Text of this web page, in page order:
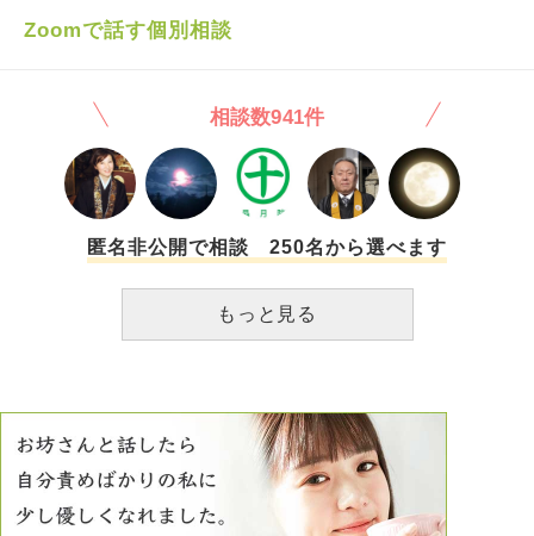
るのですが、心がまだ前向きになれず、もちろんたくさん可
ありません。心が救われる、楽になる言葉があればかけて下
ざいます。
いう気持ちなんだと意見すれば ｢だったらこうすればいいじ
ゃない｣ ｢こう考えればいいじゃない、どうしてそういう風
ませんでした。 また、少し年の離れた2人の兄(この2人は年
子)達からは度が過ぎたからかいを受け続けました。自分言
動全てに揚げ足を取られました。 いつしか私は、当然のよ
うに自分の意見や考えを人に伝えるのが苦手になって行きま
した。また、とても卑屈な考え方を根底に持つようになりま
した。嫉妬や羨望や怒りや、子供っぽくてみっともない承認
ました。とても警戒心が強く働き、素の自分ではいられませ
ん。とても無口で愛想の悪い感じの対応をしてしまいます。
然るべき年齢でちゃんと経験できなかったせいで私の精神年
齢はこんなに低いまま、もう終わってる私の人生、詰み
だ…｣ というかなりしょうもない言い訳です。 何か上手くい
かないことがある度に、少ししんどくなる度にこういった絶
望癖が出てきて止まりません。 その度に視界に映る全てに
Zoomで話す個別相談
相談数941件
匿名非公開で相談 250名から選べます
もっと見る